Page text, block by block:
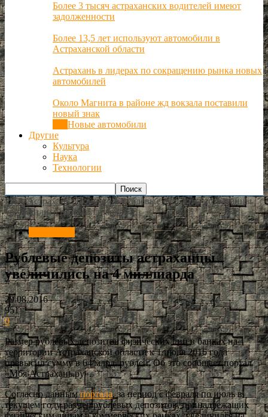
Более 3 тысяч астраханских водителей имеют
задолженности
Более 13,5 лет используют автомобили в
Астраханской области
Астрахань в лидерах по сокращению рынка новых
автомобилей
Около Магнита в районе жд вокзала поставили
новый знак
Новые автомобили
Другие
Культура
Наука
Технологии
РИА Астрахань Экономика Рублевые депозиты астраханцы
увеличились на 4 миллиарда
Рублевые депозиты астраханцы
увеличились на 4 миллиарда
29.08.2016
951
0
Размер рублевых депозитов физических лиц в банках на
территории Астраханской области к 1 июля 2016 года
превысил сумму в 64 млрд. рублей. Об это сообщает портал
«Моя Астрахань.ру».
Согласно даннымпортала, за период с февраля по июль в
текущем году размер рублевых депозитов, принадлежащих